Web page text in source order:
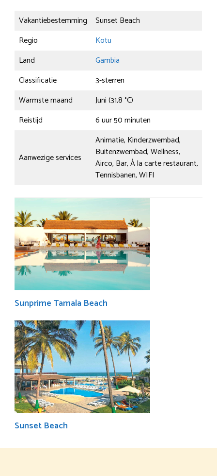
Vakantiebestemming
Sunset Beach
Regio
Kotu
Land
Gambia
Classificatie
3-sterren
Warmste maand
Juni (31,8 °C)
Reistijd
6 uur 50 minuten
Aanwezige services
Animatie, Kinderzwembad,
Buitenzwembad, Wellness,
Airco, Bar, À la carte restaurant,
Tennisbanen, WIFI
Sunprime Tamala Beach
Sunset Beach